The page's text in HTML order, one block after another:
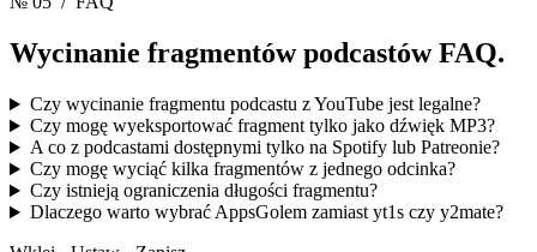
Wycinanie fragmentów podcastówFAQ.
Czy wycinanie fragmentu podcastu z YouTube jest legalne?
Czy mogę wyeksportować fragment tylko jako dźwięk MP3?
A co z podcastami dostępnymi tylko na Spotify lub Patreonie?
Czy mogę wyciąć kilka fragmentów z jednego odcinka?
Czy istnieją ograniczenia długości fragmentu?
Dlaczego warto wybrać AppsGolem zamiast yt1s czy y2mate?